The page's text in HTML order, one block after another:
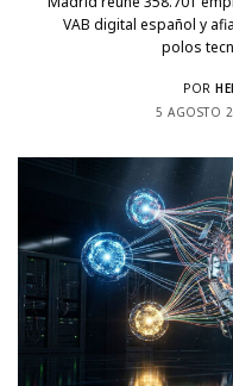
VAB digital español y
polos
POR
5 AGOSTO